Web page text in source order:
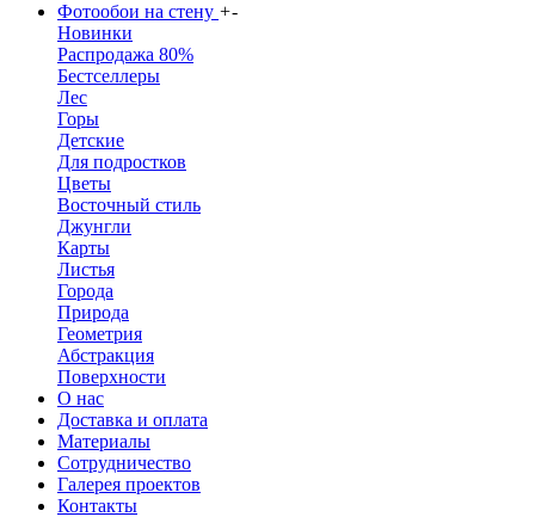
Фотообои на стену +-
Новинки
Распродажа 80%
Бестселлеры
Лес
Горы
Детские
Для подростков
Цветы
Восточный стиль
Джунгли
Карты
Листья
Города
Природа
Геометрия
Абстракция
Поверхности
О нас
Доставка и оплата
Материалы
Сотрудничество
Галерея проектов
Контакты